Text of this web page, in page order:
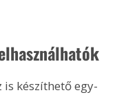
is készíthető egy-